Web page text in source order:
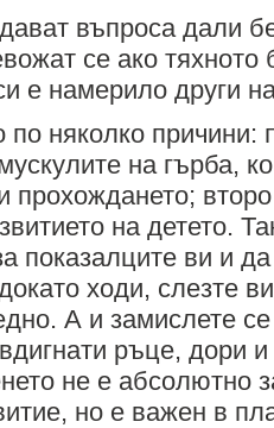
въпроса дали
се ако тяхното
е намерило други
няколко причини:
на гърба,
прохождането;
на детето.
показалците ви и
ходи, слезте
А и замислете
ръце, дори
не е абсолютно
но е важен в